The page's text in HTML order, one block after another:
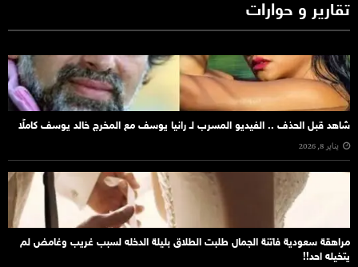
تقارير و حوارات
شاهد قبل الحذف .. الفيديو المسرب لـ رانيا يوسف مع المخرج خالد يوسف كاملًا
يناير 8, 2026
مراهقة سعودية فاتنة الجمال طلبت الطلاق بليلة الدخله لسبب غريب وغامض لم
يتخيله احد!!